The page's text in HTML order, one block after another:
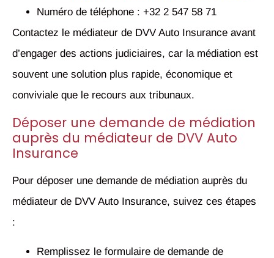
Numéro de téléphone : +32 2 547 58 71
Contactez le médiateur de DVV Auto Insurance avant
d’engager des actions judiciaires, car la médiation est
souvent une solution plus rapide, économique et
conviviale que le recours aux tribunaux.
Déposer une demande de médiation
auprès du médiateur de DVV Auto
Insurance
Pour déposer une demande de médiation auprès du
médiateur de DVV Auto Insurance, suivez ces étapes
:
Remplissez le formulaire de demande de